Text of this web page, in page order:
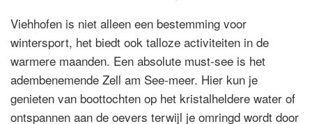
Viehhofen is niet alleen een bestemming voor
wintersport, het biedt ook talloze activiteiten in de
warmere maanden. Een absolute must-see is het
adembenemende Zell am See-meer. Hier kun je
genieten van boottochten op het kristalheldere water of
ontspannen aan de oevers terwijl je omringd wordt door